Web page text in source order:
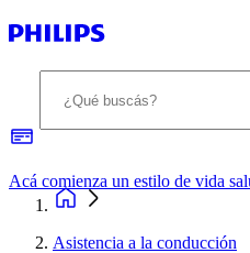
Asistencia a la conducción